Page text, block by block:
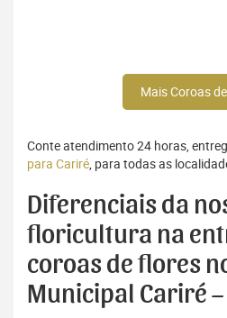
Mais Coroas
Conte atendimento 24 horas,
para Cariré, para todas as
Diferenciais da
floricultura na
coroas de flores
Municipal Cariré –